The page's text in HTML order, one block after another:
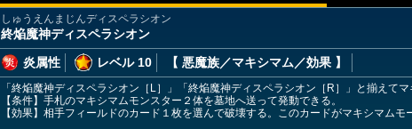
しゅうえんまじんディスペラシオン
終焔魔神ディスペラシオン
炎属性
レベル 10 【 悪魔族／マキシマム／効果 】
「終焔魔神ディスペラシオン［L］」「終焔魔神ディスペラシオン［R］」と揃えてマ
【条件】手札のマキシマムモンスター２体を墓地へ送って発動できる。
【効果】相手フィールドのカード１枚を選んで破壊する。このカードがマキシマムモ